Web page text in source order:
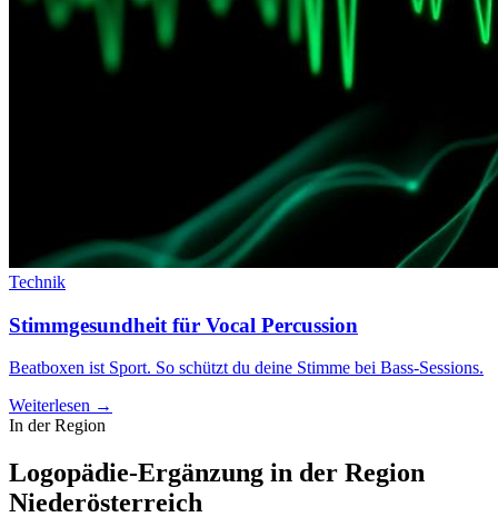
Technik
Stimmgesundheit für Vocal Percussion
Beatboxen ist Sport. So schützt du deine Stimme bei Bass-Sessions.
Weiterlesen →
In der Region
Logopädie-Ergänzung in der Region
Niederösterreich